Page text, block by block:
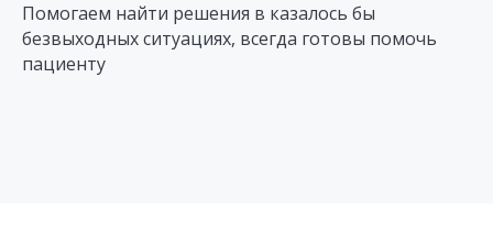
Помогаем найти решения в казалось бы
безвыходных ситуациях, всегда готовы помочь
пациенту